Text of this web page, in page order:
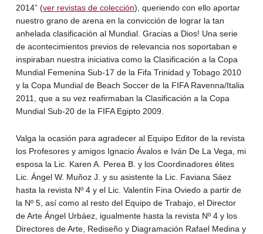
2014” (ver revistas de colección), queriendo con ello aportar
nuestro grano de arena en la convicción de lograr la tan
anhelada clasificación al Mundial. Gracias a Dios! Una serie
de acontecimientos previos de relevancia nos soportaban e
inspiraban nuestra iniciativa como la Clasificación a la Copa
Mundial Femenina Sub-17 de la Fifa Trinidad y Tobago 2010
y la Copa Mundial de Beach Soccer de la FIFA Ravenna/Italia
2011, que a su vez reafirmaban la Clasificación a la Copa
Mundial Sub-20 de la FIFA Egipto 2009.
Valga la ocasión para agradecer al Equipo Editor de la revista
los Profesores y amigos Ignacio Ávalos e Iván De La Vega, mi
esposa la Lic. Karen A. Perea B. y los Coordinadores élites
Lic. Ángel W. Muñoz J. y su asistente la Lic. Faviana Sáez
hasta la revista Nº 4 y el Lic. Valentín Fina Oviedo a partir de
la Nº 5, así como al resto del Equipo de Trabajo, el Director
de Arte Ángel Urbáez, igualmente hasta la revista Nº 4 y los
Directores de Arte, Rediseño y Diagramación Rafael Medina y